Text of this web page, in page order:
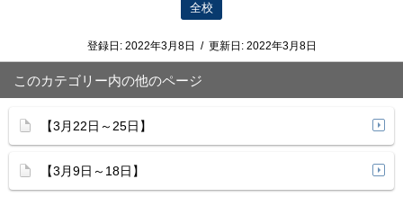
全校
登録日: 2022年3月8日 / 更新日: 2022年3月8日
このカテゴリー内の他のページ
【3月22日～25日】
【3月9日～18日】